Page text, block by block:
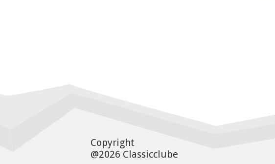
Copyright
@2026 Classicclube